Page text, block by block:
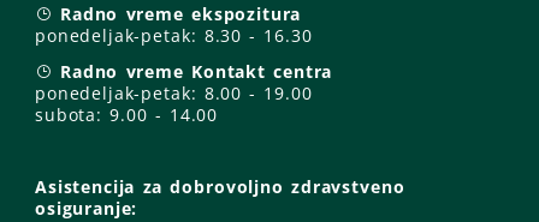
Radno vreme ekspozitura
ponedeljak-petak: 8.30 - 16.30
Radno vreme Kontakt centra
ponedeljak-petak: 8.00 - 19.00
subota: 9.00 - 14.00
Asistencija za dobrovoljno zdravstveno
osiguranje: